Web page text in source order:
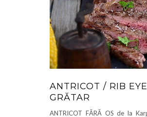
ANTRICOT / RIB
GRĂTAR
ANTRICOT FĂRĂ OS de la